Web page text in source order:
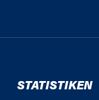
STATISTIKEN